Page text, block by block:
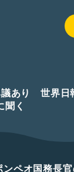
議あり 世界日
く
オ国務長官